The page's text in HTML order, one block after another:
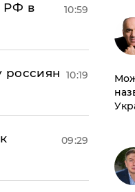
РФ в
10:59
россиян 10:19
09:29